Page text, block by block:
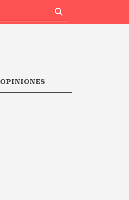
OPINIONES